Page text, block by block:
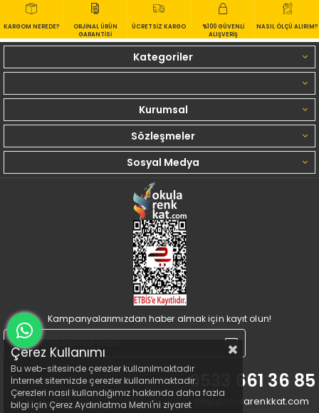
KARGOM NEREDE?
ORJİNAL ÜRÜN
GARANTİSİ
ÜCRETSİZ KARGO
%100 GÜVENLİ
ALIŞVERİŞ
NASIL ÖLÇÜ ALIRIM?
Kategoriler
Kurumsal
Sözleşmeler
Sosyal Medya
Kampanyalarımızdan haber almak için kayıt olun!
0533 661 36 85
bilgi@okularenkkat.com
Çerez Kullanımı
Bu web-sitesinde çerezler kullanılmaktadır
İnternet sitemizde çerezler kullanılmaktadır.
Çerezleri nasıl kullandığımız hakkında daha fazla
bilgi için Çerez Aydınlatma Metni'ni ziyaret